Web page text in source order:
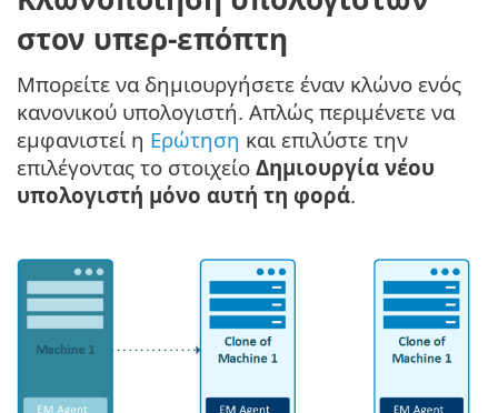
στον υπερ-επόπτη
Μπορείτε να δημιουργήσετε έναν κλώνο ενός
κανονικού υπολογιστή. Απλώς περιμένετε να
εμφανιστεί η Ερώτηση και επιλύστε την
επιλέγοντας το στοιχείο Δημιουργία νέου
υπολογιστή μόνο αυτή τη φορά.